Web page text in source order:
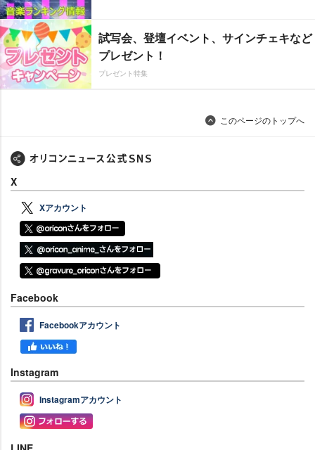
試写会、登壇イベント、サインチェキなど
プレゼント！
プレゼント特集
このページのトップへ
X
Xアカウント
Facebook
Facebookアカウント
Instagram
Instagramアカウント